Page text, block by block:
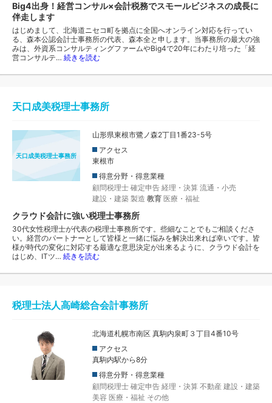
Big4出身！経営コンサル×会計税務でスモールビジネスの成長に
伴走します
はじめまして、北海道ニセコ町を拠点に全国へオンライン対応を行ってい
る、森本公認会計士事務所の代表、森本全と申します。当事務所の最大の強
みは、外資系コンサルティングファームやBig4で20年にわたり培った「経
営コンサルテ… 続きを読む
天口成美税理士事務所
天口成美税理士事務所
山形県東根市鷺ノ森2丁目1番23-5号
アクセス
東根市
得意分野・得意業種
顧問税理士 確定申告 経理・決算 流通・小売
建設・建築 製造 教育 医療・福祉
クラウド会計に強い税理士事務所
30代女性税理士が代表の税理士事務所です。些細なことでもご相談くださ
い。経営のパートナーとして皆様と一緒に悩みを解決出来れば幸いです。皆
様が時代の変化に対応する最適な意思決定が出来るように、クラウド会計を
はじめ、ITツ… 続きを読む
税理士法人高崎総合会計事務所
北海道札幌市南区 真駒内泉町３丁目4番10号
アクセス
真駒内駅から8分
得意分野・得意業種
顧問税理士 確定申告 経理・決算 不動産 建設・建築
美容 医療・福祉 その他